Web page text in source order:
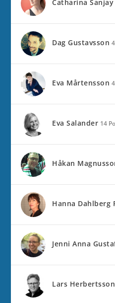
Catharina Sanjay
Dag Gustavsson
Eva Mårtensson
Eva Salander 14
Håkan
Hanna Dahlberg
Jenni Anna
Lars Herbertsson